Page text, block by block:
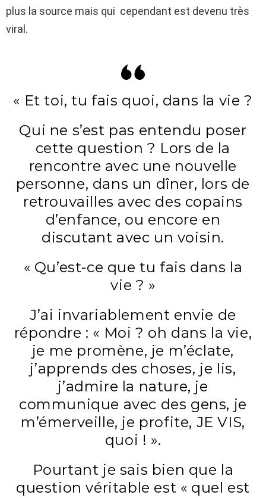
plus la source mais qui cependant est devenu très
viral.
« Et toi, tu fais quoi, dans la vie ?
Qui ne s’est pas entendu poser
cette question ? Lors de la
rencontre avec une nouvelle
personne, dans un dîner, lors de
retrouvailles avec des copains
d’enfance, ou encore en
discutant avec un voisin.
« Qu’est-ce que tu fais dans la
vie ? »
J’ai invariablement envie de
répondre : « Moi ? oh dans la vie,
je me promène, je m’éclate,
j’apprends des choses, je lis,
j’admire la nature, je
communique avec des gens, je
m’émerveille, je profite, JE VIS,
quoi ! ».
Pourtant je sais bien que la
question véritable est « quel est